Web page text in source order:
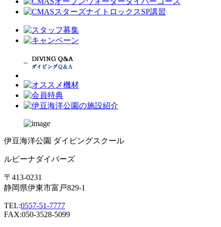
伊豆海洋公園 ダイビングスクール
ルビーナダイバーズ
〒413-0231
静岡県伊東市富戸829-1
TEL:0557-51-7777
FAX:050-3528-5099